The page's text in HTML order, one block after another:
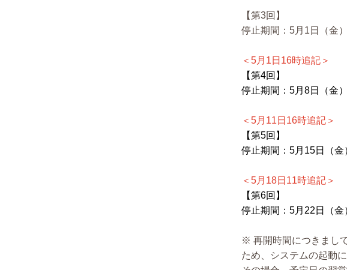
【第3回】
停止期間：5月1日（金
＜5月1日16時追記＞
【第4回】
停止期間：5月8日（金
＜5月11日16時追記＞
【第5回】
停止期間：5月15日（
＜5月18日11時追記＞
【第6回】
停止期間：5月22日（
※ 再開時間につきまし
ため、システムの起動